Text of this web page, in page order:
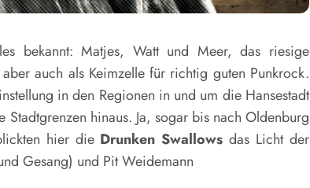
bekannt: Matjes, Watt und Meer, das riesige
auch als Keimzelle für richtig guten Punkrock.
in den Regionen in und um die Hansestadt
hinaus. Ja, sogar bis nach Oldenburg
hier die Drunken Swallowsdas Licht der
Gesang) und Pit Weidemann